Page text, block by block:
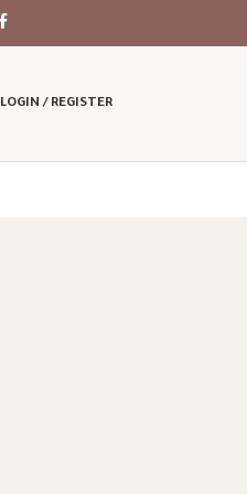
LOGIN / REGISTER